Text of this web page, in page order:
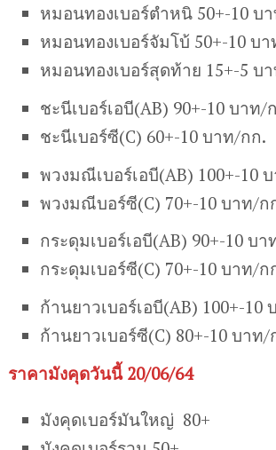
หมอนทองเบอร์ตำหนิ 50+-10 บ
หมอนทองเบอร์จัมโบ้ 50+-10 บ
หมอนทองเบอร์สุดท้าย 15+-5 บ
ชะนีเบอร์เอบี(AB) 90+-10 บาท/
ชะนีเบอร์ซี(C) 60+-10 บาท/กก.
พวงมณีเบอร์เอบี(AB) 100+-10
พวงมณีบอร์ซี(C) 70+-10 บาท/ก
กระดุมเบอร์เอบี(AB) 90+-10 บ
กระดุมเบอร์ซี(C) 70+-10 บาท/ก
ก้านยาวเบอร์เอบี(AB) 100+-10
ก้านยาวเบอร์ซี(C) 80+-10 บาท/
ราคามังคุดวันนี้ 20/06/64
มังคุดเบอร์มันใหญ่ 80+